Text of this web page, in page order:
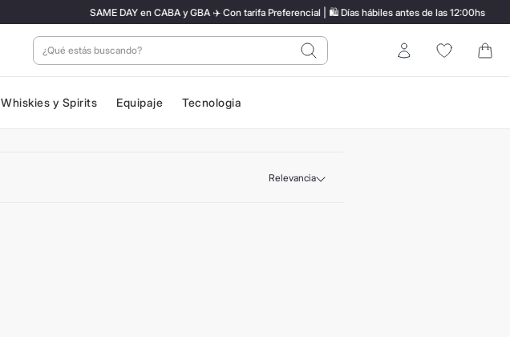
SAME DAY en CABA y GBA ✈️ Con tarifa Preferencial | 🛍️ Días hábiles antes de las 12:00hs
¿Qué estás buscando? Entrar
Whiskies y Spirits Equipaje Tecnologia
Relevancia